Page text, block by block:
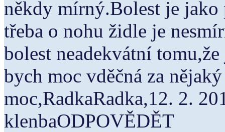
někdy mírný.Bolest je jako
třeba o nohu židle je
bolest neadekvátní
bych moc vděčná za
moc,RadkaRadka,12. 2.
klenbaODPOVĚDĚT